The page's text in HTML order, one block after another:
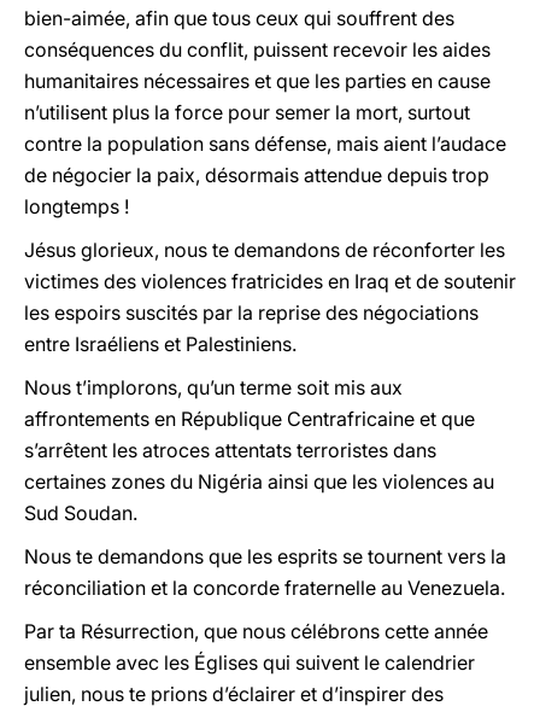
bien-aimée, afin que tous ceux qui souffrent des
conséquences du conflit, puissent recevoir les aides
humanitaires nécessaires et que les parties en cause
n’utilisent plus la force pour semer la mort, surtout
contre la population sans défense, mais aient l’audace
de négocier la paix, désormais attendue depuis trop
longtemps !
Jésus glorieux, nous te demandons de réconforter les
victimes des violences fratricides en Iraq et de soutenir
les espoirs suscités par la reprise des négociations
entre Israéliens et Palestiniens.
Nous t’implorons, qu’un terme soit mis aux
affrontements en République Centrafricaine et que
s’arrêtent les atroces attentats terroristes dans
certaines zones du Nigéria ainsi que les violences au
Sud Soudan.
Nous te demandons que les esprits se tournent vers la
réconciliation et la concorde fraternelle au Venezuela.
Par ta Résurrection, que nous célébrons cette année
ensemble avec les Églises qui suivent le calendrier
julien, nous te prions d’éclairer et d’inspirer des